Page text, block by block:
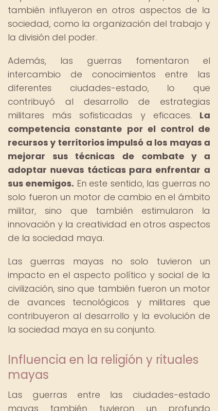
también influyeron en otros aspectos de la
sociedad, como la organización del trabajo y
la división del poder.
Además, las guerras fomentaron el
intercambio de conocimientos entre las
diferentes ciudades-estado, lo que
contribuyó al desarrollo de estrategias
militares más sofisticadas y eficaces. La
competencia constante por el control de
recursos y territorios impulsó a los mayas a
mejorar sus técnicas de combate y a
adoptar nuevas tácticas para enfrentar a
sus enemigos. En este sentido, las guerras no
solo fueron un motor de cambio en el ámbito
militar, sino que también estimularon la
innovación y la creatividad en otros aspectos
de la sociedad maya.
Las guerras mayas no solo tuvieron un
impacto en el aspecto político y social de la
civilización, sino que también fueron un motor
de avances tecnológicos y militares que
contribuyeron al desarrollo y la evolución de
la sociedad maya en su conjunto.
Influencia en la religión y rituales
mayas
Las guerras entre las ciudades-estado
mayas también tuvieron un profundo